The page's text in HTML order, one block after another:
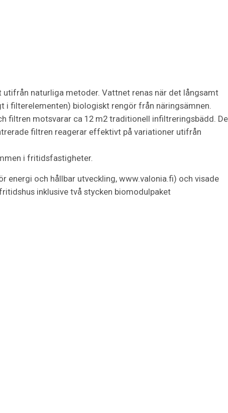
naturliga metoder. Vattnet renas när det långsamt
filterelementen) biologiskt rengör från näringsämnen.
filtren motsvarar ca 12 m2 traditionell infiltreringsbädd.
filtren reagerar effektivt på variationer utifrån
i fritidsfastigheter.
energi och hållbar utveckling, www.valonia.fi) och visade
inklusive två stycken biomodulpaket